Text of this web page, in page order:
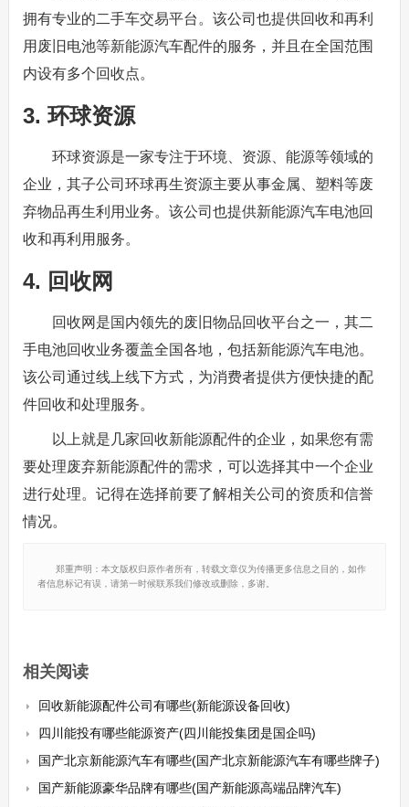
拥有专业的二手车交易平台。该公司也提供回收和再利
用废旧电池等新能源汽车配件的服务，并且在全国范围
内设有多个回收点。
3. 环球资源
环球资源是一家专注于环境、资源、能源等领域的
企业，其子公司环球再生资源主要从事金属、塑料等废
弃物品再生利用业务。该公司也提供新能源汽车电池回
收和再利用服务。
4. 回收网
回收网是国内领先的废旧物品回收平台之一，其二
手电池回收业务覆盖全国各地，包括新能源汽车电池。
该公司通过线上线下方式，为消费者提供方便快捷的配
件回收和处理服务。
以上就是几家回收新能源配件的企业，如果您有需
要处理废弃新能源配件的需求，可以选择其中一个企业
进行处理。记得在选择前要了解相关公司的资质和信誉
情况。
郑重声明：本文版权归原作者所有，转载文章仅为传播更多信息之目的，如作
者信息标记有误，请第一时候联系我们修改或删除，多谢。
相关阅读
回收新能源配件公司有哪些(新能源设备回收)
四川能投有哪些能源资产(四川能投集团是国企吗)
国产北京新能源汽车有哪些(国产北京新能源汽车有哪些牌子)
国产新能源豪华品牌有哪些(国产新能源高端品牌汽车)